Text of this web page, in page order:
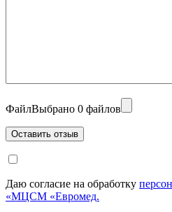
ФайлВыбрано 0 файлов
Даю согласие на обработку
«МЦСМ «Евромед.